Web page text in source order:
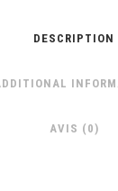
DESCRIPTION
AVIS (0)